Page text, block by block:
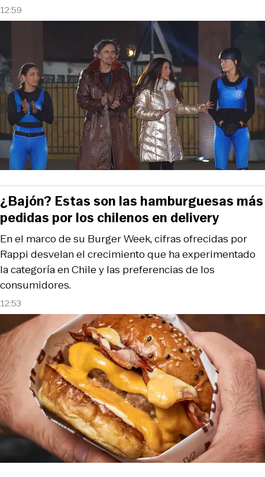
12:59
12:53
En el marco de su Burger Week, cifras ofrecidas por
Rappi desvelan el crecimiento que ha experimentado
la categoría en Chile y las preferencias de los
consumidores.
¿Bajón? Estas son las hamburguesas más
pedidas por los chilenos en delivery